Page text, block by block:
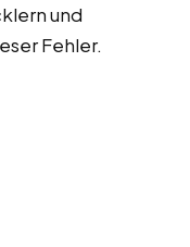
und
Fehler.